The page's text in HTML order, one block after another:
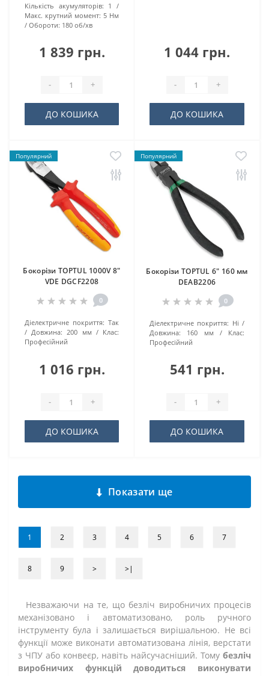
Кількість акумуляторів: 1
Макс. крутний момент: 5 Нм
Обороти: 180 об/хв
1 839 грн.
- +
ДО КОШИКА
1 044 грн.
- +
ДО КОШИКА
Популярний
Бокорізи TOPTUL 1000V 8"
VDE DGCF2208
0
Діелектричне покриття: Так
Довжина: 200 мм
Клас:
Професійний
1 016 грн.
- +
ДО КОШИКА
Популярний
Бокорізи TOPTUL 6" 160 мм
DEAB2206
0
Діелектричне покриття: Ні
Довжина:
160 мм
Клас:
Професійний
541 грн.
- +
ДО КОШИКА
Показати ще
1 2 3 4 5 6 7
8 9 > >|
Незважаючи на те, що безліч виробничих процесів
механізовано і автоматизовано, роль ручного
інструменту була і залишається вирішальною. Не всі
функції може виконати автоматизована лінія, верстати
з ЧПУ або конвеєр, навіть найсучасніший. Тому безліч
виробничих функцій доводиться виконувати